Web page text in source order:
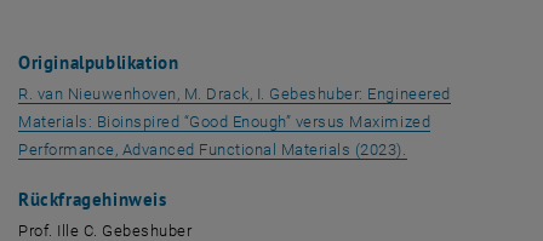
Originalpublikation
R. van Nieuwenhoven, M. Drack, I. Gebeshuber: Engineered
Materials: Bioinspired “Good Enough” versus Maximized
Performance, Advanced Functional Materials (2023).
Rückfragehinweis
Prof. Ille C. Gebeshuber